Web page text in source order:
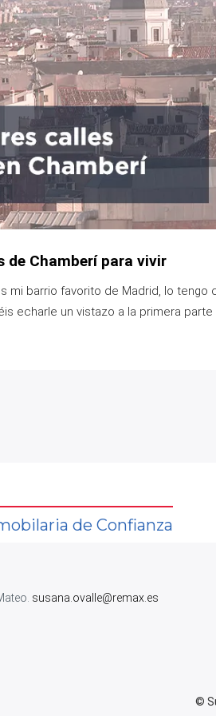
de Chamberí para vivir
mi barrio favorito de Madrid, lo tengo
echarle un vistazo a la primera parte
de Confianza
susana.ovalle@remax.es
©